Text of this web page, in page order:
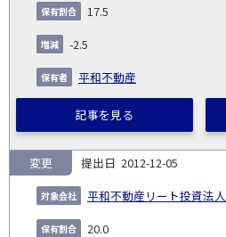
17.5
-2.5
平和不動産
記事を見る
2012-12-05
平和不動産リート投資法人
変更
20.0